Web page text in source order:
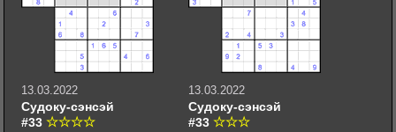
13.03.2022
Судоку-сэнсэй
#33
13.03.2022
Судоку-сэнсэй
#33